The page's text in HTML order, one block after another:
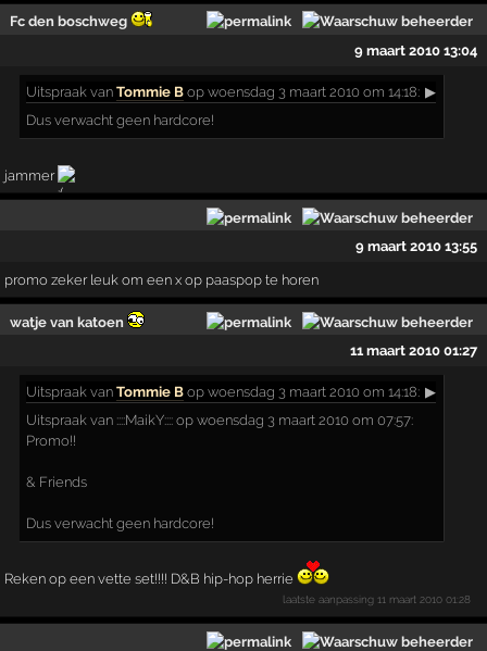
Fc den boschweg
9 maart 2010 13:04
Uitspraak vanTommie B op woensdag 3 maart 2010 om 14:18: ▶
Dus verwacht geen hardcore!
jammer
9 maart 2010 13:55
promo zeker leuk om een x op paaspop te horen
watje van katoen
11 maart 2010 01:27
Uitspraak vanTommie B op woensdag 3 maart 2010 om 14:18: ▶
Uitspraak van ::::MaikY:::: op woensdag 3 maart 2010 om 07:57:
Promo!!
& Friends
Dus verwacht geen hardcore!
Reken op een vette set!!!! D&B hip-hop herrie
laatste aanpassing11 maart 2010 01:28